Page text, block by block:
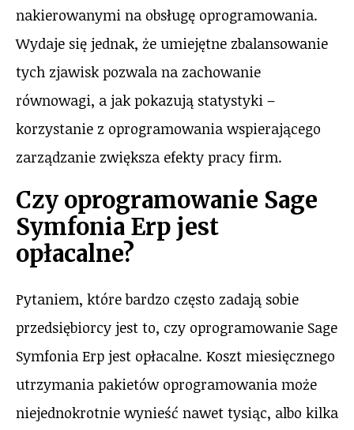
nakierowanymi na obsługę oprogramowania.
Wydaje się jednak, że umiejętne zbalansowanie
tych zjawisk pozwala na zachowanie
równowagi, a jak pokazują statystyki –
korzystanie z oprogramowania wspierającego
zarządzanie zwiększa efekty pracy firm.
Czy oprogramowanie Sage
Symfonia Erp jest
opłacalne?
Pytaniem, które bardzo często zadają sobie
przedsiębiorcy jest to, czy oprogramowanie Sage
Symfonia Erp jest opłacalne. Koszt miesięcznego
utrzymania pakietów oprogramowania może
niejednokrotnie wynieść nawet tysiąc, albo kilka